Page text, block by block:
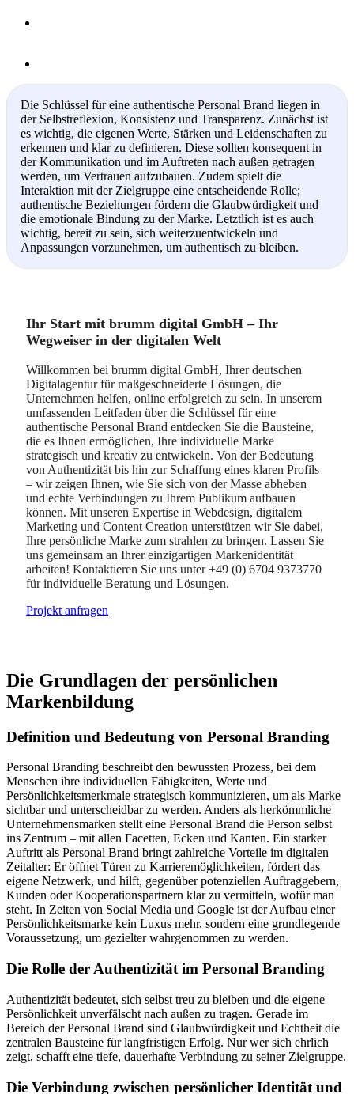
Die Schlüssel für eine authentische Personal Brand liegen in
der Selbstreflexion, Konsistenz und Transparenz. Zunächst ist
es wichtig, die eigenen Werte, Stärken und Leidenschaften zu
erkennen und klar zu definieren. Diese sollten konsequent in
der Kommunikation und im Auftreten nach außen getragen
werden, um Vertrauen aufzubauen. Zudem spielt die
Interaktion mit der Zielgruppe eine entscheidende Rolle;
authentische Beziehungen fördern die Glaubwürdigkeit und
die emotionale Bindung zu der Marke. Letztlich ist es auch
wichtig, bereit zu sein, sich weiterzuentwickeln und
Anpassungen vorzunehmen, um authentisch zu bleiben.
Ihr Start mit brumm digital GmbH – Ihr
Wegweiser in der digitalen Welt
Willkommen bei brumm digital GmbH, Ihrer deutschen
Digitalagentur für maßgeschneiderte Lösungen, die
Unternehmen helfen, online erfolgreich zu sein. In unserem
umfassenden Leitfaden über die Schlüssel für eine
authentische Personal Brand entdecken Sie die Bausteine,
die es Ihnen ermöglichen, Ihre individuelle Marke
strategisch und kreativ zu entwickeln. Von der Bedeutung
von Authentizität bis hin zur Schaffung eines klaren Profils
– wir zeigen Ihnen, wie Sie sich von der Masse abheben
und echte Verbindungen zu Ihrem Publikum aufbauen
können. Mit unseren Expertise in Webdesign, digitalem
Marketing und Content Creation unterstützen wir Sie dabei,
Ihre persönliche Marke zum strahlen zu bringen. Lassen Sie
uns gemeinsam an Ihrer einzigartigen Markenidentität
arbeiten! Kontaktieren Sie uns unter +49 (0) 6704 9373770
für individuelle Beratung und Lösungen.
Projekt anfragen
Die Grundlagen der persönlichen
Markenbildung
Definition und Bedeutung von Personal Branding
Personal Branding beschreibt den bewussten Prozess, bei dem
Menschen ihre individuellen Fähigkeiten, Werte und
Persönlichkeitsmerkmale strategisch kommunizieren, um als Marke
sichtbar und unterscheidbar zu werden. Anders als herkömmliche
Unternehmensmarken stellt eine Personal Brand die Person selbst
ins Zentrum – mit allen Facetten, Ecken und Kanten. Ein starker
Auftritt als Personal Brand bringt zahlreiche Vorteile im digitalen
Zeitalter: Er öffnet Türen zu Karrieremöglichkeiten, fördert das
eigene Netzwerk, und hilft, gegenüber potenziellen Auftraggebern,
Kunden oder Kooperationspartnern klar zu vermitteln, wofür man
steht. In Zeiten von Social Media und Google ist der Aufbau einer
Persönlichkeitsmarke kein Luxus mehr, sondern eine grundlegende
Voraussetzung, um gezielter wahrgenommen zu werden.
Die Rolle der Authentizität im Personal Branding
Authentizität bedeutet, sich selbst treu zu bleiben und die eigene
Persönlichkeit unverfälscht nach außen zu tragen. Gerade im
Bereich der Personal Brand sind Glaubwürdigkeit und Echtheit die
zentralen Bausteine für langfristigen Erfolg. Nur wer sich ehrlich
zeigt, schafft eine tiefe, dauerhafte Verbindung zu seiner Zielgruppe.
Die Verbindung zwischen persönlicher Identität und